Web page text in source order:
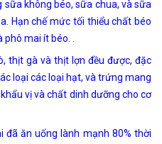
không béo, sữa chua, và sữa
Hạn chế mức tối thiểu chất béo
mai ít béo. .
thịt gà và thịt lợn đều được, đặc
loại các loại hạt, và trứng mang
vị và chất dinh dưỡng cho cơ
đã ăn uống lành mạnh 80% thời